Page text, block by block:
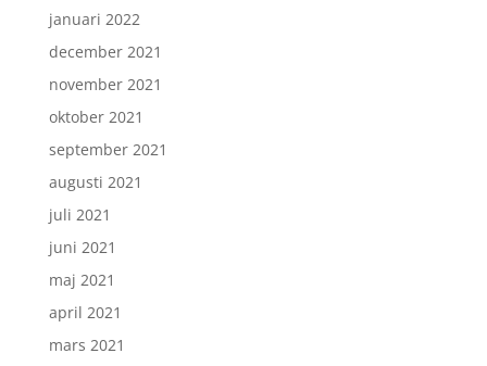
januari 2022
december 2021
november 2021
oktober 2021
september 2021
augusti 2021
juli 2021
juni 2021
maj 2021
april 2021
mars 2021